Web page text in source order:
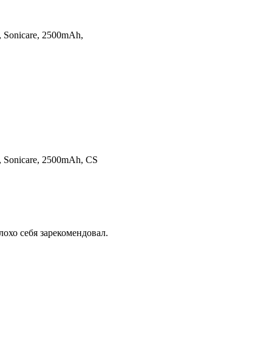
2500mAh,
2500mAh, CS
себя зарекомендовал.